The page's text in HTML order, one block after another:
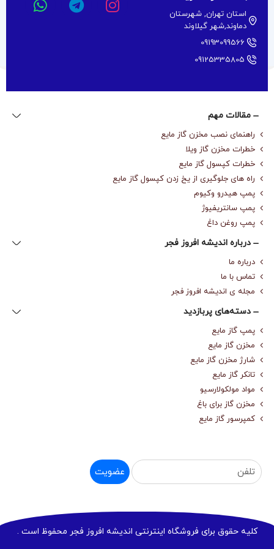
استان تهران, شهرستان
دماوند,شهر گیلاوند
09193099566
09125335805
مقالات مهم
راهنمای نصب مخزن گاز مایع
خطرات مخزن گاز ویلا
خطرات کپسول گاز مایع
راه های جلوگیری از یخ زدن کپسول گاز مایع
پمپ هیدرو وکیوم
پمپ سانتریفیوژ
پمپ روغن داغ
درباره‌ اندیشه افروز فجر
درباره‌ ما
تماس با ما
مجله‌ ی اندیشه افروز فجر
دسته‌های پربازدید
پمپ گاز مایع
مخزن گاز مایع
شارژ مخزن گاز مایع
تانکر گاز مایع
مواد مولکولارسیو
مخزن گاز برای باغ
کمپرسور گاز مایع
عضویت
کلیه حقوق برای فروشگاه اینترنتی اندیشه افروز فجر محفوظ است .